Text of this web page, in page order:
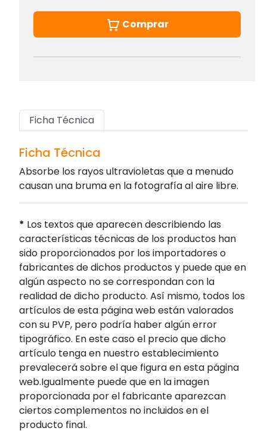
Comprar
Ficha Técnica
Ficha Técnica
Absorbe los rayos ultravioletas que a menudo
causan una bruma en la fotografía al aire libre.
* Los textos que aparecen describiendo las
características técnicas de los productos han
sido proporcionados por los importadores o
fabricantes de dichos productos y puede que en
algún aspecto no se correspondan con la
realidad de dicho producto. Así mismo, todos los
artículos de esta página web están valorados
con su PVP, pero podría haber algún error
tipográfico. En este caso el precio que dicho
artículo tenga en nuestro establecimiento
prevalecerá sobre el que figura en esta página
web.Igualmente puede que en la imagen
proporcionada por el fabricante aparezcan
ciertos complementos no incluidos en el
producto final.